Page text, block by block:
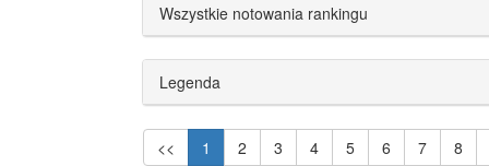
Wszystkie notowania rankingu
Legenda
<< 1 2 3 4 5 6 7
8